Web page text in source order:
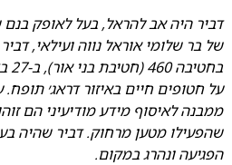
דביר היה אב להראל, בעל לאופק
על חטופים חיים באיזור דראג׳
ממבנה לאיסוף מידע מודיעיניהם
שהפעילו מטען מרחוק. דביר שהיה
הפגיעה ונהרג במקום.